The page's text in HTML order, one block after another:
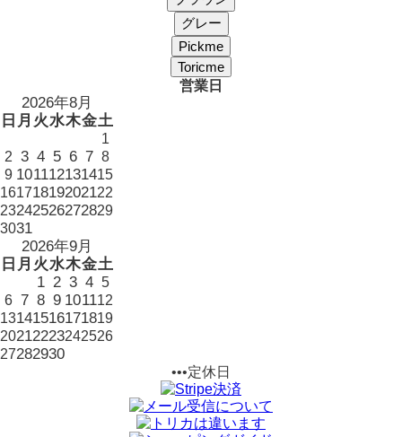
営業日
2026年8月
日 月 火水木金土
1
2 3 4 5 6 7 8
9 101112131415
16171819202122
23242526272829
3031
2026年9月
日 月 火水木金土
1 2 3 4 5
6 7 8 9 101112
13141516171819
20212223242526
27282930
•••定休日